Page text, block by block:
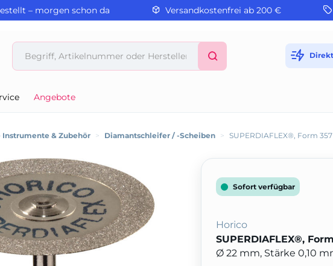
– morgen schon da Versandkostenfrei ab 200 €
Angebote
Instrumente & Zubehör > Diamantschleifer / -Scheiben > SUPERDIAFLEX®, Form 357
Sofort verfügbar
Horico
SUPERDIAFLEX®,
Ø 22 mm, Stärke 0,10